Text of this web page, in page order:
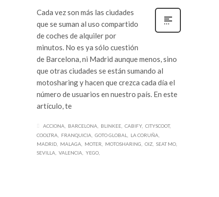
Cada vez son más las ciudades
que se suman al uso compartido
de coches de alquiler por
minutos. No es ya sólo cuestión
de Barcelona, ni Madrid aunque menos, sino
que otras ciudades se están sumando al
motosharing y hacen que crezca cada día el
número de usuarios en nuestro país. En este
artículo, te
ACCIONA BARCELONA BLINKEE CABIFY CITYSCOOT
COOLTRA
FRANQUICIA GOTO GLOBAL
LA CORUÑA
MADRID
MALAGA MOTER MOTOSHARING OIZ SEAT MO
SEVILLA
VALENCIA YEGO